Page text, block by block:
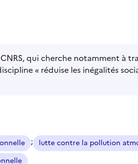
qui cherche notamment à
« réduise les inégalités
; lutte contre la pollution